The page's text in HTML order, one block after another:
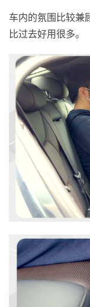
车内的氛围比较兼
比过去好用很多。